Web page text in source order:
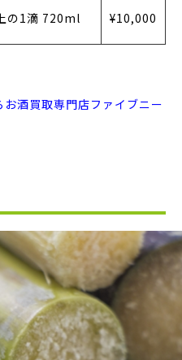
の1滴 720ml ¥10,000
酒買取専門店ファイブニー